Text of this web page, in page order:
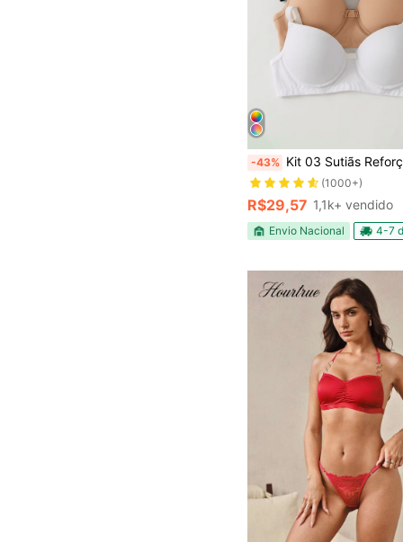
-43% Kit 03 Sutiãs Reforçados com Bojo Sustentação, Estilo e
(1000+)
R$29,57 1,1k+ vendido
Envio Nacional 4-7